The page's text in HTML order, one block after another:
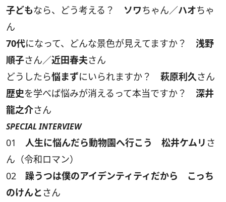
子どもなら、どう考える？ ソワちゃん／ハオちゃ
ん
70代になって、どんな景色が見えてますか？ 浅野
順子さん／近田春夫さん
どうしたら悩まずにいられますか？ 萩原利久さん
歴史を学べば悩みが消えるって本当ですか？ 深井
龍之介さん
SPECIAL INTERVIEW
01 人生に悩んだら動物園へ行こう 松井ケムリ さ
ん（令和ロマン）
02 躁うつは僕のアイデンティティだから こっち
のけんとさん